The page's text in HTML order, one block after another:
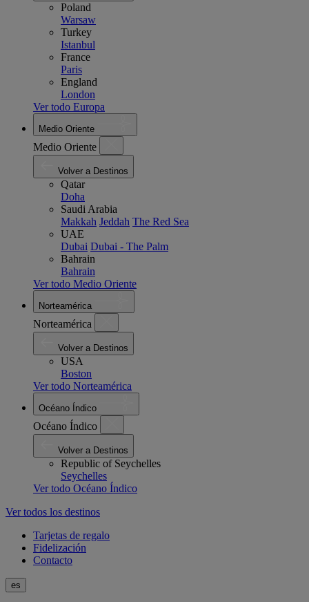
Poland
Warsaw
Turkey
Istanbul
France
Paris
England
London
Ver todo Europa
Medio Oriente
Medio Oriente
Volver a Destinos
Qatar
Doha
Saudi Arabia
Makkah Jeddah The Red Sea
UAE
Dubai Dubai - The Palm
Bahrain
Bahrain
Ver todo Medio Oriente
Norteamérica
Norteamérica
Volver a Destinos
USA
Boston
Ver todo Norteamérica
Océano Índico
Océano Índico
Volver a Destinos
Republic of Seychelles
Seychelles
Ver todo Océano Índico
Ver todos los destinos
Tarjetas de regalo
Fidelización
Contacto
es